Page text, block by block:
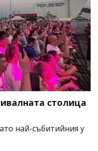
столица
най-събитийния у